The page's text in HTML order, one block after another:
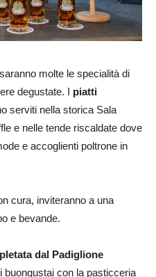
molte le specialità di
degustate. I piatti
serviti nella storica Sala
e nelle tende riscaldate dove
e accoglienti poltrone in
cura, inviteranno a una
e bevande.
dal Padiglione
buongustai con la pasticceria